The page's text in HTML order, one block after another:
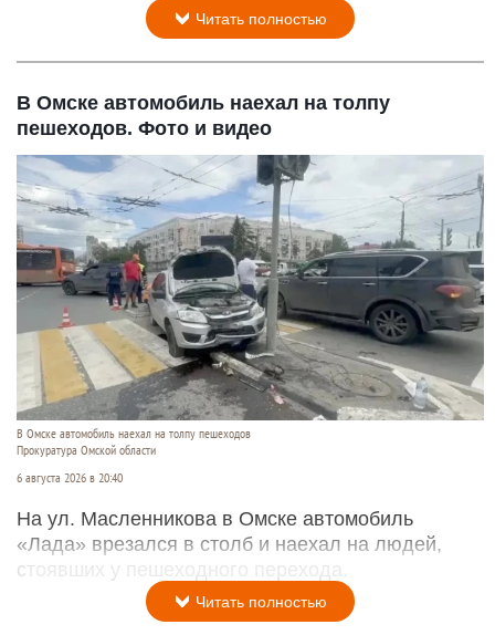
Читать полностью
В Омске автомобиль наехал на толпу
пешеходов. Фото и видео
В Омске автомобиль наехал на толпу пешеходов
Прокуратура Омской области
6 августа 2026 в 20:40
На ул. Масленникова в Омске автомобиль
«Лада» врезался в столб и наехал на людей,
стоявших у пешеходного перехода.
Читать полностью